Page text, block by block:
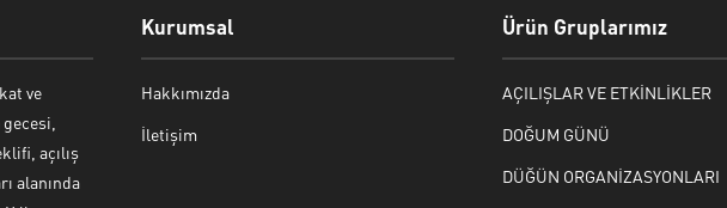
ve
açılış
alanında
Kurumsal
Hakkımızda
İletişim
Ürün Gruplarımız
AÇILIŞLAR VE ETKİNLİKLER
DOĞUM GÜNÜ
DÜĞÜN ORGANİZASYONLARI